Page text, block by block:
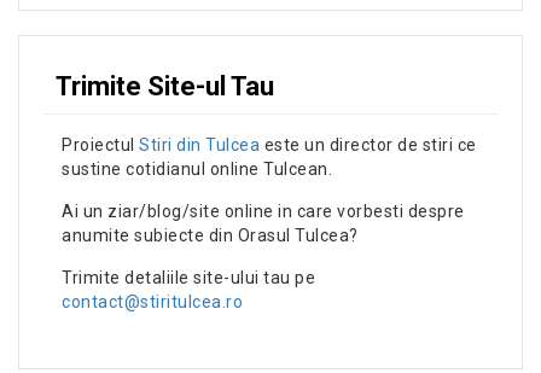
Trimite Site-ul Tau
Proiectul Stiri din Tulcea este un director de stiri ce
sustine cotidianul online Tulcean.
Ai un ziar/blog/site online in care vorbesti despre
anumite subiecte din Orasul Tulcea?
Trimite detaliile site-ului tau pe
contact@stiritulcea.ro